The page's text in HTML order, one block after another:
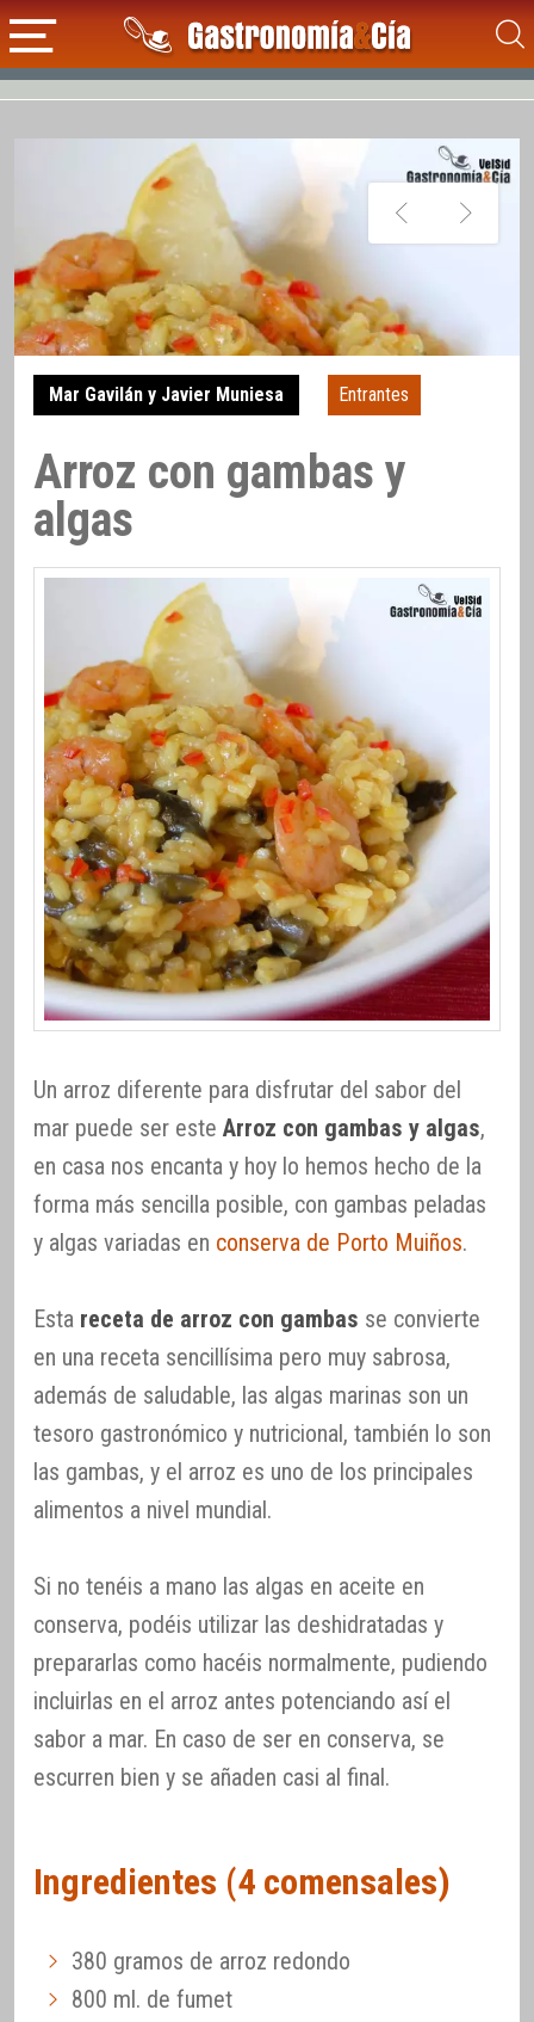
Mar Gavilán y Javier Muniesa Entrantes
Arroz con gambas y
algas
Un arroz diferente para disfrutar del sabor del
mar puede ser este Arroz con gambas y algas,
en casa nos encanta y hoy lo hemos hecho de la
forma más sencilla posible, con gambas peladas
y algas variadas en conserva de Porto Muiños.
Esta receta de arroz con gambas se convierte
en una receta sencillísima pero muy sabrosa,
además de saludable, las algas marinas son un
tesoro gastronómico y nutricional, también lo son
las gambas, y el arroz es uno de los principales
alimentos a nivel mundial.
Si no tenéis a mano las algas en aceite en
conserva, podéis utilizar las deshidratadas y
prepararlas como hacéis normalmente, pudiendo
incluirlas en el arroz antes potenciando así el
sabor a mar. En caso de ser en conserva, se
escurren bien y se añaden casi al final.
Ingredientes (4 comensales)
380 gramos de arroz redondo
800 ml. de fumet